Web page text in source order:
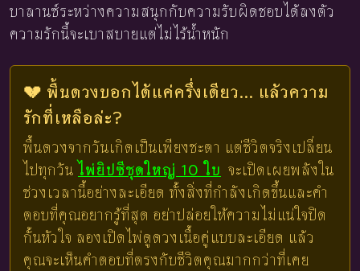
บาลานซ์ระหว่างความสนุกกับความรับผิดชอบได้ลงตัว
ความรักนี้จะเบาสบายแต่ไม่ไร้น้ำหนัก
💔 พื้นดวงบอกได้แค่ครึ่งเดียว... แล้วความ
รักที่เหลือล่ะ?
พื้นดวงจากวันเกิดเป็นเพียงชะตา แต่ชีวิตจริงเปลี่ยน
ไปทุกวัน ไพ่ยิปซีชุดใหญ่ 10 ใบ จะเปิดเผยพลังใน
ช่วงเวลานี้อย่างละเอียด ทั้งสิ่งที่กำลังเกิดขึ้นและคำ
ตอบที่คุณอยากรู้ที่สุด อย่าปล่อยให้ความไม่แน่ใจปิด
กั้นหัวใจ ลองเปิดไพ่ดูดวงเนื้อคู่แบบละเอียด แล้ว
คุณจะเห็นคำตอบที่ตรงกับชีวิตคุณมากกว่าที่เคย